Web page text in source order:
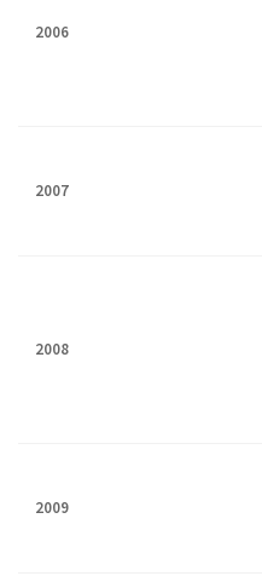
2006
2007
2008
2009